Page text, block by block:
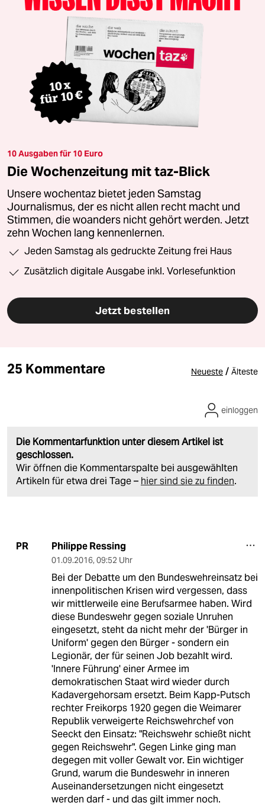
10 Ausgaben für 10 Euro
Die Wochenzeitung mit taz-Blick
Unsere wochentaz bietet jeden Samstag
Journalismus, der es nicht allen recht macht und
Stimmen, die woanders nicht gehört werden. Jetzt
zehn Wochen lang kennenlernen.
Jeden Samstag als gedruckte Zeitung frei Haus
Zusätzlich digitale Ausgabe inkl. Vorlesefunktion
Jetzt bestellen
25 Kommentare Neueste / Älteste
Die Kommentarfunktion unter diesem Artikel ist
geschlossen.
Wir öffnen die Kommentarspalte bei ausgewählten
Artikeln für etwa drei Tage – hier sind sie zu finden.
einloggen
PR Philippe Ressing
01.09.2016, 09:52 Uhr
Bei der Debatte um den Bundeswehreinsatz bei
innenpolitischen Krisen wird vergessen, dass
wir mittlerweile eine Berufsarmee haben. Wird
diese Bundeswehr gegen soziale Unruhen
eingesetzt, steht da nicht mehr der 'Bürger in
Uniform' gegen den Bürger - sondern ein
Legionär, der für seinen Job bezahlt wird.
'Innere Führung' einer Armee im
demokratischen Staat wird wieder durch
Kadavergehorsam ersetzt. Beim Kapp-Putsch
rechter Freikorps 1920 gegen die Weimarer
Republik verweigerte Reichswehrchef von
Seeckt den Einsatz: "Reichswehr schießt nicht
gegen Reichswehr". Gegen Linke ging man
degegen mit voller Gewalt vor. Ein wichtiger
Grund, warum die Bundeswehr in inneren
Auseinandersetzungen nicht eingesetzt
werden darf - und das gilt immer noch.